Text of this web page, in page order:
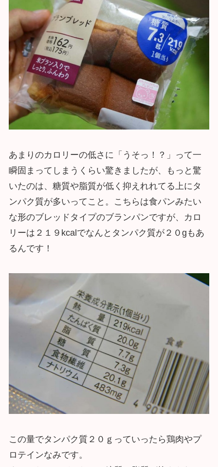
あまりのカロリーの低さに「うそっ！？」って一
瞬固まってしまうくらい驚きましたが、もっと驚
いたのは、糖質や脂質が低く抑えれれてる上にタ
ンパク質が多いってこと。こちらは食パンみたい
な形のブレッドタイプのブランパンですが、カロ
リーは２１９kcalでなんとタンパク質が２０gもあ
るんです！
この量でタンパク質２０ｇっていったら鶏肉やプ
ロテインなみです。